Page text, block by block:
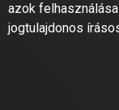
azok
jogtulajdonos